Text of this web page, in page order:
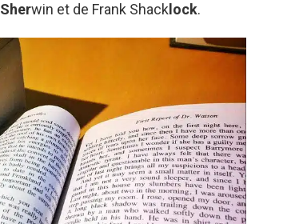
Sherwin et de Frank Shack lock.